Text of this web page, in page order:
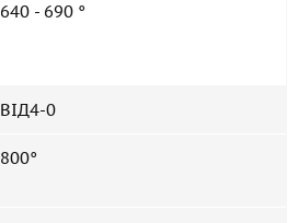
640 - 690 °
ВІД4-0
800°